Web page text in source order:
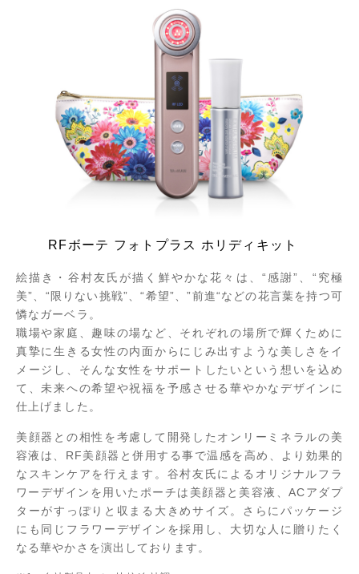
RFボーテ フォトプラス ホリディキット
絵描き・谷村友氏が描く鮮やかな花々は、“感謝”、“究極
美”、“限りない挑戦”、“希望”、”前進“などの花言葉を持つ可
憐なガーベラ。
職場や家庭、趣味の場など、それぞれの場所で輝くために
真摯に生きる女性の内面からにじみ出すような美しさをイ
メージし、そんな女性をサポートしたいという想いを込め
て、未来への希望や祝福を予感させる華やかなデザインに
仕上げました。
美顔器との相性を考慮して開発したオンリーミネラルの美
容液は、RF美顔器と併用する事で温感を高め、より効果的
なスキンケアを行えます。谷村友氏によるオリジナルフラ
ワーデザインを用いたポーチは美顔器と美容液、ACアダプ
ターがすっぽりと収まる大きめサイズ。さらにパッケージ
にも同じフラワーデザインを採用し、大切な人に贈りたく
なる華やかさを演出しております。